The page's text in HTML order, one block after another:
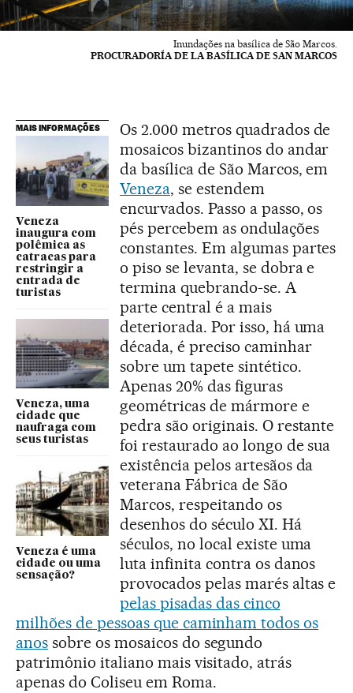
Inundações na basílica de São Marcos.
PROCURADORÍA DE LA BASÍLICA DE SAN MARCOS
MAIS INFORMAÇÕES
Veneza
inaugura com
polêmica as
catracas para
restringir a
entrada de
turistas
Veneza, uma
cidade que
naufraga com
seus turistas
Veneza é uma
cidade ou uma
sensação?
Os 2.000 metros quadrados de
mosaicos bizantinos do andar
da basílica de São Marcos, em
Veneza, se estendem
encurvados. Passo a passo, os
pés percebem as ondulações
constantes. Em algumas partes
o piso se levanta, se dobra e
termina quebrando-se. A
parte central é a mais
deteriorada. Por isso, há uma
década, é preciso caminhar
sobre um tapete sintético.
Apenas 20% das figuras
geométricas de mármore e
pedra são originais. O restante
foi restaurado ao longo de sua
existência pelos artesãos da
veterana Fábrica de São
Marcos, respeitando os
desenhos do século XI. Há
séculos, no local existe uma
luta infinita contra os danos
provocados pelas marés altas e
pelas pisadas das cinco
milhões de pessoas que caminham todos os
anossobre os mosaicos do segundo
patrimônio italiano mais visitado, atrás
apenas do Coliseu em Roma.